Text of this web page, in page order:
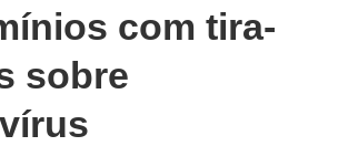
com tira-
sobre